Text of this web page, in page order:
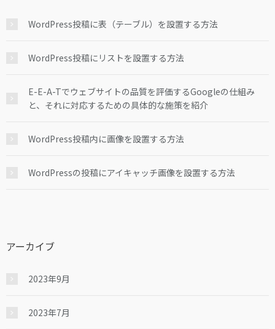
WordPress投稿に表（テーブル）を設置する方法
WordPress投稿にリストを設置する方法
E-E-A-Tでウェブサイトの品質を評価するGoogleの仕組み
と、それに対応するための具体的な施策を紹介
WordPress投稿内に画像を設置する方法
WordPressの投稿にアイキャッチ画像を設置する方法
アーカイブ
2023年9月
2023年7月